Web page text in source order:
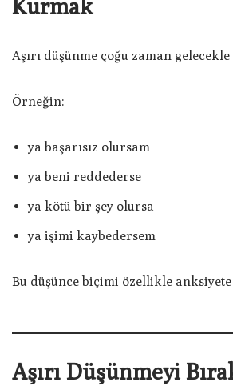
Kurmak
Aşırı düşünme çoğu zaman
Örneğin:
ya başarısız olursam
ya beni reddederse
ya kötü bir şey olursa
ya işimi kaybedersem
Bu düşünce biçimi özellikle
Aşırı Düşünmeyi